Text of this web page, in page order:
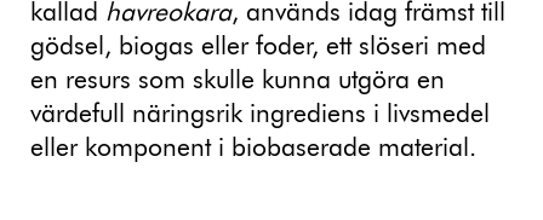
kallad havreokara, används idag främst till
gödsel, biogas eller foder, ett slöseri med
en resurs som skulle kunna utgöra en
värdefull näringsrik ingrediens i livsmedel
eller komponent i biobaserade material.